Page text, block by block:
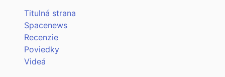
Titulná strana
Spacenews
Recenzie
Poviedky
Videá